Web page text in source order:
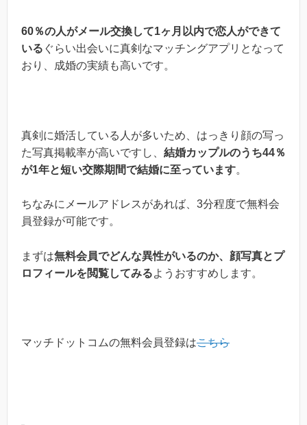
60％の人がメール交換して1ヶ月以内で恋人ができて
いる ぐらい出会いに真剣なマッチングアプリとなって
おり、成婚の実績も高いです。
真剣に婚活している人が多いため、はっきり顔の写っ
た写真掲載率が高いですし、 結婚カップルのうち44％
が1年と短い交際期間で結婚に至っています。
ちなみにメールアドレスがあれば、3分程度で無料会
員登録が可能です。
まずは無料会員でどんな異性がいるのか、顔写真とプ
ロフィールを閲覧してみるようおすすめします。
マッチドットコムの無料会員登録はこちら